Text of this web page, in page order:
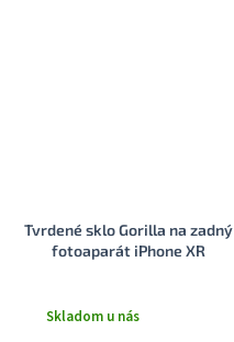
Tvrdené sklo Gorilla na zadný
fotoaparát iPhone XR
Skladom u nás